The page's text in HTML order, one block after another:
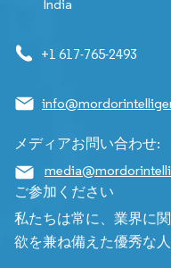
India
+1 617-765-2493
メディアお問い合わせ:
ご参加ください
私たちは常に、業界に
欲を兼ね備えた優秀な